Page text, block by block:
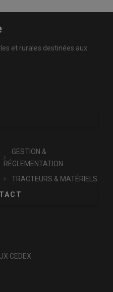
et rurales destinées aux
GESTION &
RÉGLEMENTATION
TRACTEURS & MATÉRIELS
CEDEX